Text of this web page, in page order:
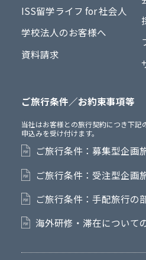
ISS留学ライフ for 社会人
学校法人のお客様へ
資料請求
ご旅行条件／お約束事項等
当社はお客様との旅行契約につき下記
申込みを受け付けます。
ご旅行条件：募集型企画
ご旅行条件：受注型企画
ご旅行条件：手配旅行の
海外研修・滞在について